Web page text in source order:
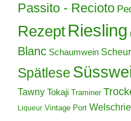
Passito - Recioto
Rezept Riesling
Blanc Schaumwein
Spätlese
Tawny Tokaji Traminer
Liqueur Vintage Port